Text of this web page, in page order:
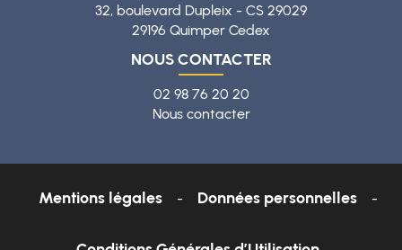
32, boulevard Dupleix - CS 29029
29196 Quimper Cedex
NOUS CONTACTER
02 98 76 20 20
Nous contacter
Mentions légales Données personnelles